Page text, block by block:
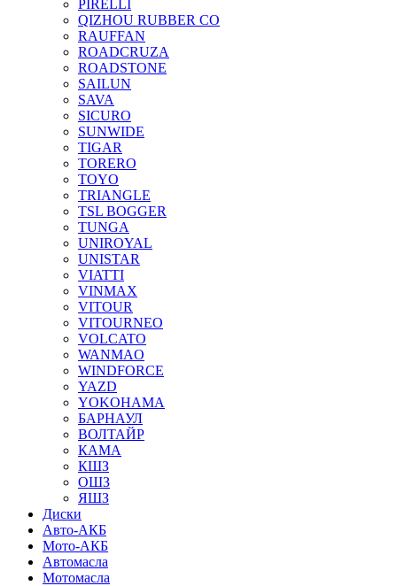
PIRELLI
QIZHOU RUBBER CO
RAUFFAN
ROADCRUZA
ROADSTONE
SAILUN
SAVA
SICURO
SUNWIDE
TIGAR
TORERO
TOYO
TRIANGLE
TSL BOGGER
TUNGA
UNIROYAL
UNISTAR
VIATTI
VINMAX
VITOUR
VITOURNEO
VOLCATO
WANMAO
WINDFORCE
YAZD
YOKOHAMA
БАРНАУЛ
ВОЛТАЙР
КАМА
КШЗ
ОШЗ
ЯШЗ
Диски
Авто-АКБ
Мото-АКБ
Автомасла
Мотомасла